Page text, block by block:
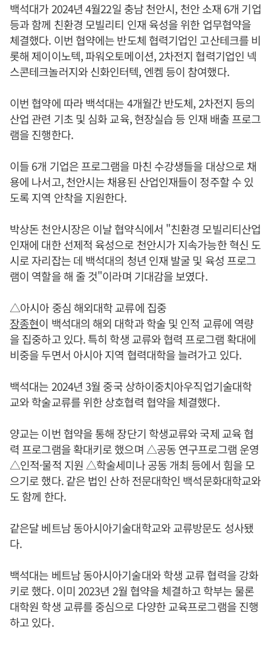
백석대가 2024년 4월22일 충남 천안시, 천안 소재 6개 기업
등과 함께 친환경 모빌리티 인재 육성을 위한 업무협약을
체결했다. 이번 협약에는 반도체 협력기업인 고산테크를 비
롯해 제이이노텍, 파워오토메이션, 2차전지 협력기업인 넥
스콘테크놀러지와 신화인터텍, 엔켐 등이 참여했다.
이번 협약에 따라 백석대는 4개월간 반도체, 2차전지 등의
산업 관련 기초 및 심화 교육, 현장실습 등 인재 배출 프로그
램을 진행한다.
이들 6개 기업은 프로그램을 마친 수강생들을 대상으로 채
용에 나서고, 천안시는 채용된 산업인재들이 정주할 수 있
도록 지역 안착을 지원한다.
박상돈 천안시장은 이날 협약식에서 "친환경 모빌리티산업
인재에 대한 선제적 육성으로 천안시가 지속가능한 혁신 도
시로 자리잡는 데 백석대의 청년 인재 발굴 및 육성 프로그
램이 역할을 해 줄 것"이라며 기대감을 보였다.
△아시아 중심 해외대학 교류에 집중
장종현이 백석대의 해외 대학과 학술 및 인적 교류에 역량
을 집중하고 있다. 특히 학생 교류와 협력 프로그램 확대에
비중을 두면서 아시아 지역 협력대학을 늘려가고 있다.
백석대는 2024년 3월 중국 상하이중치아우직업기술대학
교와 학술교류를 위한 상호협력 협약을 체결했다.
양교는 이번 협약을 통해 장단기 학생교류와 국제 교육 협
력 프로그램을 확대키로 했으며 △공동 연구프로그램 운영
△인적·물적 지원 △학술세미나 공동 개최 등에서 힘을 모
으기로 했다. 같은 법인 산하 전문대학인 백석문화대학교와
도 함께 한다.
같은달 베트남 동아시아기술대학교와 교류방문도 성사됐
다.
백석대는 베트남 동아시아기술대와 학생 교류 협력을 강화
키로 했다. 이미 2023년 2월 협약을 체결하고 학부는 물론
대학원 학생 교류를 중심으로 다양한 교육프로그램을 진행
하고 있다.